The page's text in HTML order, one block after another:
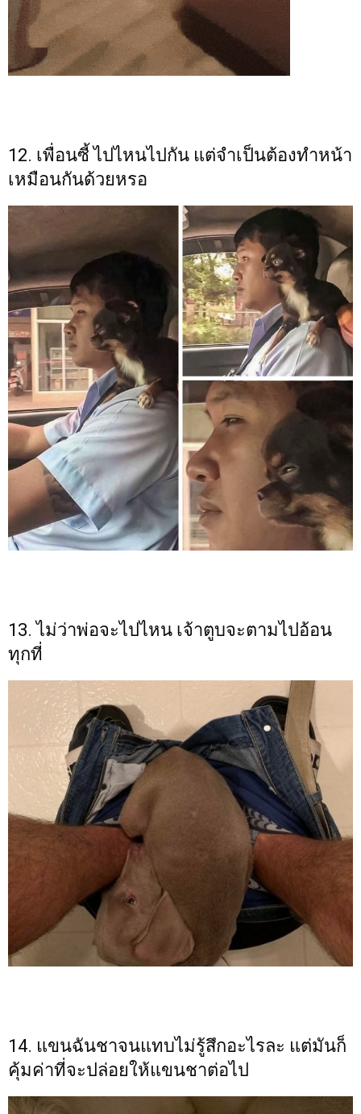
12. เพื่อนซี้ ไปไหนไปกัน แต่จำเป็นต้องทำหน้า
เหมือนกันด้วยหรอ
13. ไม่ว่าพ่อจะไปไหน เจ้าตูบจะตามไปอ้อน
ทุกที่
14. แขนฉันชาจนแทบไม่รู้สึกอะไรละ แต่มันก็
คุ้มค่าที่จะปล่อยให้แขนชาต่อไป